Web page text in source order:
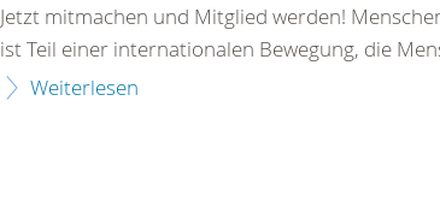
Jetzt mitmachen und Mitglied werden!
ist Teil einer internationalen Bewegung, die
Weiterlesen